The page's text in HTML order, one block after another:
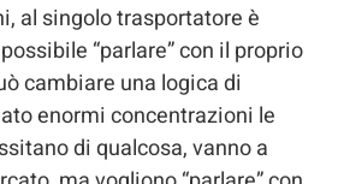
al singolo trasportatore è
“parlare” con il proprio
cambiare una logica di
enormi concentrazioni le
di qualcosa, vanno a